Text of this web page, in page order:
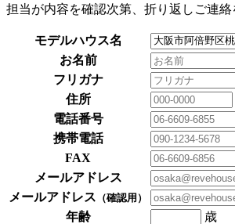
担当が内容を確認次第、折り返しご連絡
モデルハウス名
お名前
フリガナ
住所
電話番号
携帯電話
FAX
メールアドレス
メールアドレス （確認用）
年齢
歳